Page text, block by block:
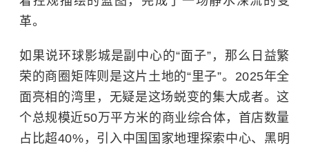
革。
如果说环球影城是副中心的“面子”，那么日益繁
荣的商圈矩阵则是这片土地的“里子”。2025年全
面亮相的湾里，无疑是这场蜕变的集大成者。这
个总规模近50万平方米的商业综合体，首店数量
占比超40%，引入中国国家地理探索中心、黑明